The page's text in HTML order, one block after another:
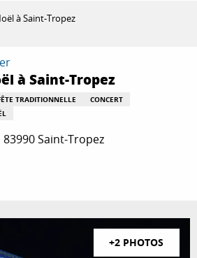
à Saint-Tropez
à Saint-Tropez
TRADITIONNELLE
CONCERT
Saint-Tropez
favoris
+2 PHOTOS